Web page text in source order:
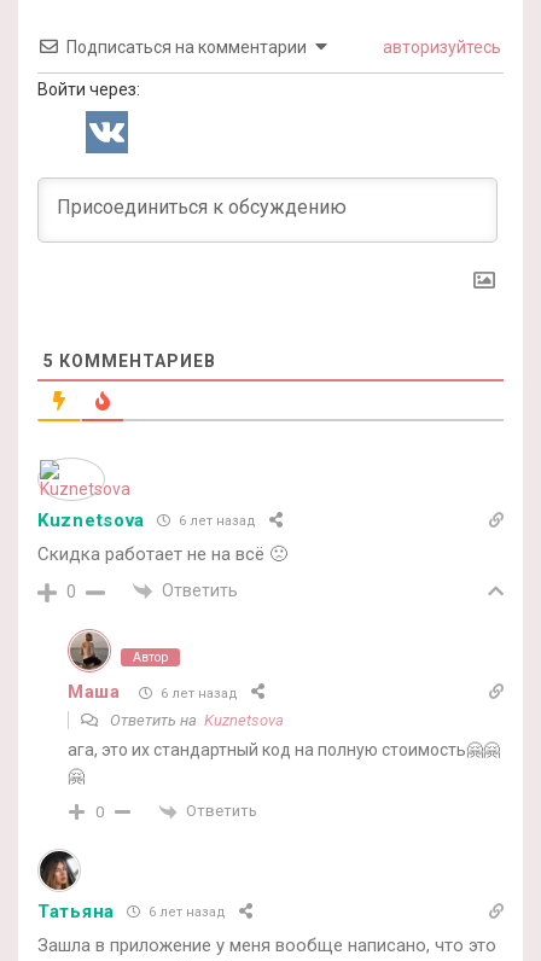
Подписаться на комментарии авторизуйтесь
Войти через:
5 КОММЕНТАРИЕВ
Kuznetsova 6 лет назад
Скидка работает не на всё 🙁
0 Ответить
Автор
Маша 6 лет назад
Ответить на Kuznetsova
ага, это их стандартный код на полную стоимость🤗🤗
🤗
0 Ответить
Татьяна 6 лет назад
Зашла в приложение у меня вообще написано, что это